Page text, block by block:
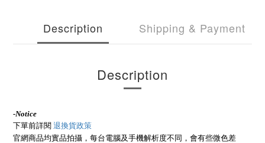
Description Shipping & Payment
Description
-Notice
下單前詳閱 退換貨政策
官網商品均實品拍攝，每台電腦及手機解析度不同，會有些微色差